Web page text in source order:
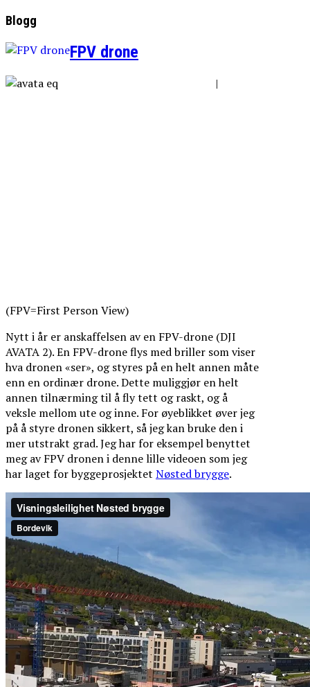
Blogg
FPV drone
|
(FPV=First Person View)
Nytt i år er anskaffelsen av en FPV-drone (DJI
AVATA 2). En FPV-drone flys med briller som viser
hva dronen «ser», og styres på en helt annen måte
enn en ordinær drone. Dette muliggjør en helt
annen tilnærming til å fly tett og raskt, og å
veksle mellom ute og inne. For øyeblikket øver jeg
på å styre dronen sikkert, så jeg kan bruke den i
mer utstrakt grad. Jeg har for eksempel benyttet
meg av FPV dronen i denne lille videoen som jeg
har laget for byggeprosjektet Nøsted brygge.